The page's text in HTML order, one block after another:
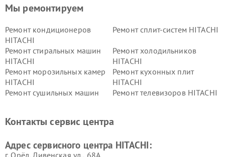
Мы ремонтируем
Ремонт кондиционеров
HITACHI
Ремонт сплит-систем HITACHI
Ремонт стиральных машин
HITACHI
Ремонт холодильников
HITACHI
Ремонт морозильных камер
HITACHI
Ремонт кухонных плит
HITACHI
Ремонт сушильных машин
Ремонт телевизоров HITACHI
данных HITACHI
HITACHI
HITACHI
HITACHI
Контакты сервис центра
Адрес сервисного центра HITACHI: